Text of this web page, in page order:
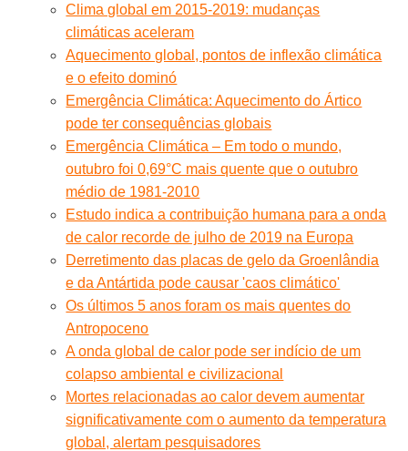
Clima global em 2015-2019: mudanças
climáticas aceleram
Aquecimento global, pontos de inflexão climática
e o efeito dominó
Emergência Climática: Aquecimento do Ártico
pode ter consequências globais
Emergência Climática – Em todo o mundo,
outubro foi 0,69°C mais quente que o outubro
médio de 1981-2010
Estudo indica a contribuição humana para a onda
de calor recorde de julho de 2019 na Europa
Derretimento das placas de gelo da Groenlândia
e da Antártida pode causar 'caos climático'
Os últimos 5 anos foram os mais quentes do
Antropoceno
A onda global de calor pode ser indício de um
colapso ambiental e civilizacional
Mortes relacionadas ao calor devem aumentar
significativamente com o aumento da temperatura
global, alertam pesquisadores